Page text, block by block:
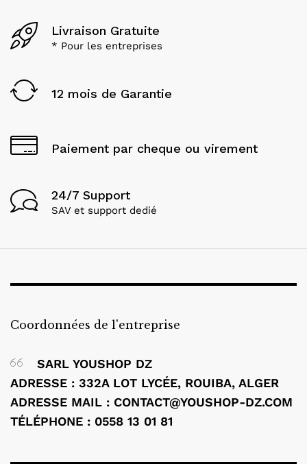
Livraison Gratuite
* Pour les entreprises
12 mois de Garantie
Paiement par cheque ou virement
24/7 Support
SAV et support dedié
Coordonnées de l'entreprise
SARL YOUSHOP DZ
ADRESSE : 332A LOT LYCÉE, ROUIBA, ALGER
ADRESSE MAIL : CONTACT@YOUSHOP-DZ.COM
TÉLÉPHONE : 0558 13 01 81